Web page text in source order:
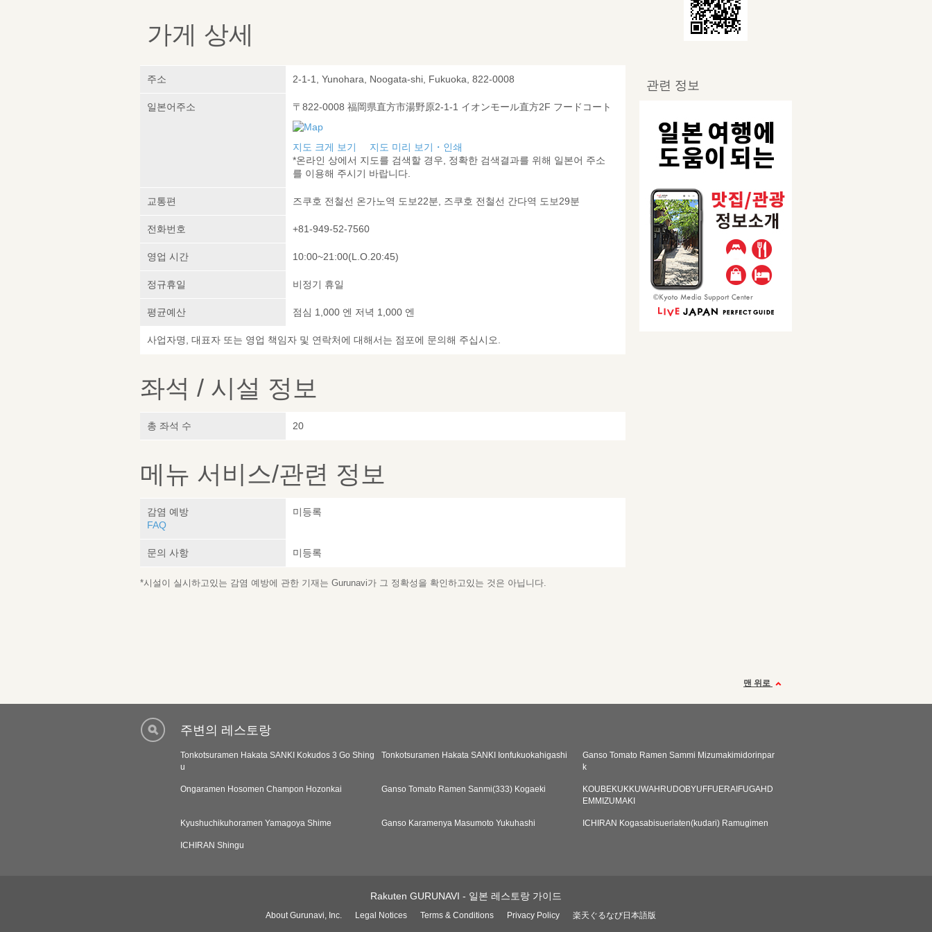
가게 상세
주소 2-1-1, Yunohara, Noogata-shi, Fukuoka, 822-0008
일본어주소 〒822-0008 福岡県直方市湯野原2-1-1 イオンモール直方2F フードコート
지도 크게 보기
지도 미리 보기・인쇄
*온라인 상에서 지도를 검색할 경우, 정확한 검색결과를 위해 일본어 주소
를 이용해 주시기 바랍니다.
교통편 즈쿠호 전철선 온가노역 도보22분, 즈쿠호 전철선 간다역 도보29분
전화번호 +81-949-52-7560
영업 시간 10:00~21:00(L.O.20:45)
정규휴일 비정기 휴일
평균예산 점심 1,000 엔 저녁 1,000 엔
사업자명, 대표자 또는 영업 책임자 및 연락처에 대해서는 점포에 문의해 주십시오.
좌석 / 시설 정보
총 좌석 수 20
메뉴 서비스/관련 정보
감염 예방
FAQ
미등록
문의 사항 미등록
*시설이 실시하고있는 감염 예방에 관한 기재는 Gurunavi가 그 정확성을 확인하고있는 것은 아닙니다.
관련 정보
맨 위로
주변의 레스토랑
Tonkotsuramen Hakata SANKI Kokudos 3 Go Shing
u
Tonkotsuramen Hakata SANKI Ionfukuokahigashi
Ganso Tomato Ramen Sammi Mizumakimidorinpar
k
Ongaramen Hosomen Champon Hozonkai Ganso Tomato Ramen Sanmi(333) Kogaeki
KOUBEKUKKUWAHRUDOBYUFFUERAIFUGAHD
EMMIZUMAKI
Kyushuchikuhoramen Yamagoya Shime Ganso Karamenya Masumoto Yukuhashi ICHIRAN Kogasabisueriaten(kudari) Ramugimen
ICHIRAN Shingu
Rakuten GURUNAVI - 일본 레스토랑 가이드
About Gurunavi, Inc. Legal Notices Terms & Conditions Privacy Policy 楽天ぐるなび日本語版